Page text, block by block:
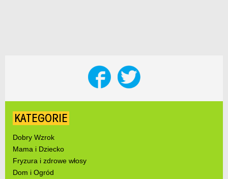
KATEGORIE
Dobry Wzrok
Mama i Dziecko
Fryzura i zdrowe włosy
Dom i Ogród